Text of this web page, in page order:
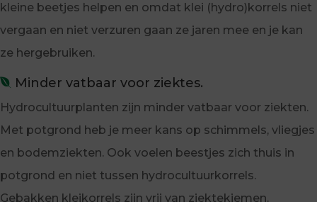
kleine beetjes helpen en omdat klei (hydro)korrels niet
vergaan en niet verzuren gaan ze jaren mee en je kan
ze hergebruiken.
Minder vatbaar voor ziektes.
Hydrocultuurplanten zijn minder vatbaar voor ziekten.
Met potgrond heb je meer kans op schimmels, vliegjes
en bodemziekten. Ook voelen beestjes zich thuis in
potgrond en niet tussen hydrocultuurkorrels.
Gebakken kleikorrels zijn vrij van ziektekiemen.